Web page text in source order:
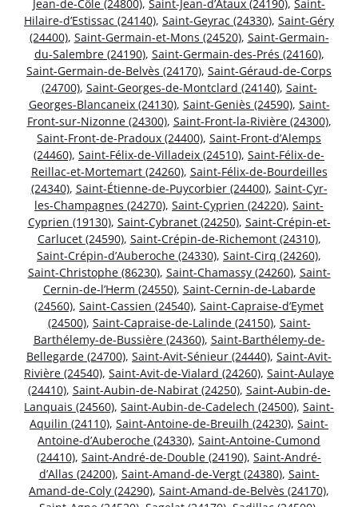
Jean-de-Côle (24800), Saint-Jean-d’Ataux (24190), Saint-
Hilaire-d’Estissac (24140), Saint-Geyrac (24330), Saint-Géry
(24400), Saint-Germain-et-Mons (24520), Saint-Germain-
du-Salembre (24190), Saint-Germain-des-Prés (24160),
Saint-Germain-de-Belvès (24170), Saint-Géraud-de-Corps
(24700), Saint-Georges-de-Montclard (24140), Saint-
Georges-Blancaneix (24130), Saint-Geniès (24590), Saint-
Front-sur-Nizonne (24300), Saint-Front-la-Rivière (24300),
Saint-Front-de-Pradoux (24400), Saint-Front-d’Alemps
(24460), Saint-Félix-de-Villadeix (24510), Saint-Félix-de-
Reillac-et-Mortemart (24260), Saint-Félix-de-Bourdeilles
(24340), Saint-Étienne-de-Puycorbier (24400), Saint-Cyr-
les-Champagnes (24270), Saint-Cyprien (24220), Saint-
Cyprien (19130), Saint-Cybranet (24250), Saint-Crépin-et-
Carlucet (24590), Saint-Crépin-de-Richemont (24310),
Saint-Crépin-d’Auberoche (24330), Saint-Cirq (24260),
Saint-Christophe (86230), Saint-Chamassy (24260), Saint-
Cernin-de-l’Herm (24550), Saint-Cernin-de-Labarde
(24560), Saint-Cassien (24540), Saint-Capraise-d’Eymet
(24500), Saint-Capraise-de-Lalinde (24150), Saint-
Barthélemy-de-Bussière (24360), Saint-Barthélemy-de-
Bellegarde (24700), Saint-Avit-Sénieur (24440), Saint-Avit-
Rivière (24540), Saint-Avit-de-Vialard (24260), Saint-Aulaye
(24410), Saint-Aubin-de-Nabirat (24250), Saint-Aubin-de-
Lanquais (24560), Saint-Aubin-de-Cadelech (24500), Saint-
Aquilin (24110), Saint-Antoine-de-Breuilh (24230), Saint-
Antoine-d’Auberoche (24330), Saint-Antoine-Cumond
(24410), Saint-André-de-Double (24190), Saint-André-
d’Allas (24200), Saint-Amand-de-Vergt (24380), Saint-
Amand-de-Coly (24290), Saint-Amand-de-Belvès (24170),